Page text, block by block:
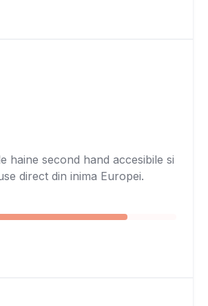
haine second hand accesibile si
direct din inima Europei.